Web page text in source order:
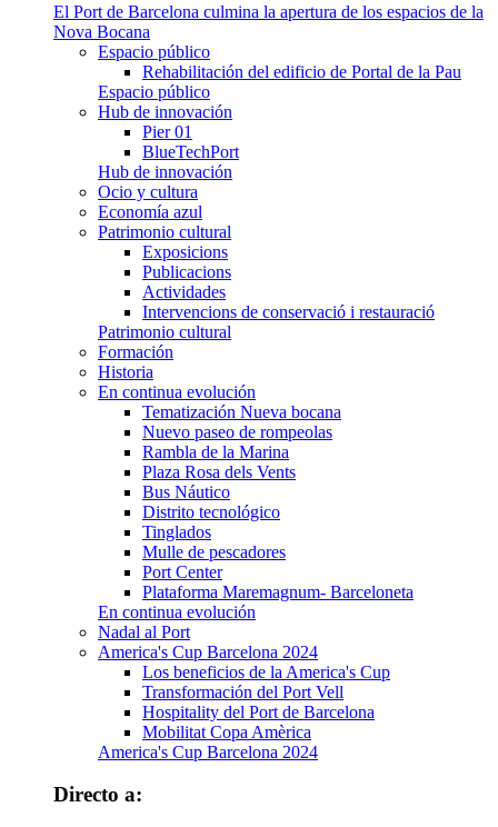
El Port de Barcelona culmina la apertura de los espacios de la
Nova Bocana
Espacio público
Rehabilitación del edificio de Portal de la Pau
Espacio público
Hub de innovación
Pier 01
BlueTechPort
Hub de innovación
Ocio y cultura
Economía azul
Patrimonio cultural
Exposicions
Publicacions
Actividades
Intervencions de conservació i restauració
Patrimonio cultural
Formación
Historia
En continua evolución
Tematización Nueva bocana
Nuevo paseo de rompeolas
Rambla de la Marina
Plaza Rosa dels Vents
Bus Náutico
Distrito tecnológico
Tinglados
Mulle de pescadores
Port Center
Plataforma Maremagnum- Barceloneta
En continua evolución
Nadal al Port
America's Cup Barcelona 2024
Los beneficios de la America's Cup
Transformación del Port Vell
Hospitality del Port de Barcelona
Mobilitat Copa Amèrica
America's Cup Barcelona 2024
Directo a: